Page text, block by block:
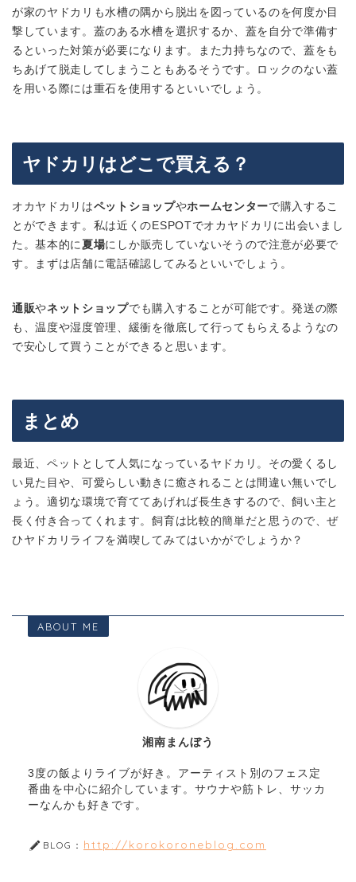
が家のヤドカリも水槽の隅から脱出を図っているのを何度か目
撃しています。蓋のある水槽を選択するか、蓋を自分で準備す
るといった対策が必要になります。また力持ちなので、蓋をも
ちあげて脱走してしまうこともあるそうです。ロックのない蓋
を用いる際には重石を使用するといいでしょう。
ヤドカリはどこで買える？
オカヤドカリはペットショップやホームセンターで購入するこ
とができます。私は近くのESPOTでオカヤドカリに出会いまし
た。基本的に夏場にしか販売していないそうので注意が必要で
す。まずは店舗に電話確認してみるといいでしょう。
通販やネットショップでも購入することが可能です。発送の際
も、温度や湿度管理、緩衝を徹底して行ってもらえるようなの
で安心して買うことができると思います。
まとめ
最近、ペットとして人気になっているヤドカリ。その愛くるし
い見た目や、可愛らしい動きに癒されることは間違い無いでし
ょう。適切な環境で育ててあげれば長生きするので、飼い主と
長く付き合ってくれます。飼育は比較的簡単だと思うので、ぜ
ひヤドカリライフを満喫してみてはいかがでしょうか？
ABOUT ME
湘南まんぼう
3度の飯よりライブが好き。アーティスト別のフェス定
番曲を中心に紹介しています。サウナや筋トレ、サッカ
ーなんかも好きです。
BLOG： http://korokoroneblog.com